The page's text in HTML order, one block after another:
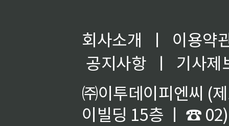
회사소개 ㅣ
이용약
공지사항
ㅣ
기사제
㈜이투데이피엔씨 (
이빌딩 15층 ㅣ ☎